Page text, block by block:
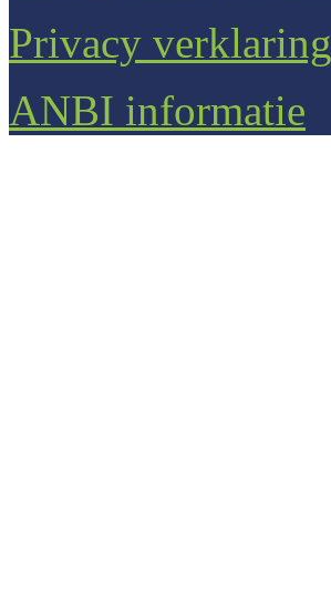
Privacy verklaring
ANBI informatie